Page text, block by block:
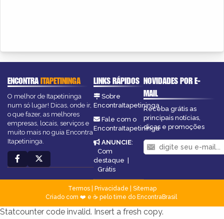
ENCONTRAITAPETININGA
O melhor de Itapetininga
num só lugar! Dicas, onde ir,
o que fazer, as melhores
empresas, locais, serviços e
muito mais no guia Encontra
Itapetininga.
LINKS RÁPIDOS
Sobre
EncontraItapetininga
Fale com o
EncontraItapetininga
ANUNCIE:
Com
destaque |
Grátis
NOVIDADES POR E-
MAIL
Receba grátis as
principais notícias,
dicas e promoções
Termos| Privacidade
Sitemap
Criado com ❤️ e ☕ pelo time do EncontraBrasil
Statcounter code invalid. Insert a fresh copy.